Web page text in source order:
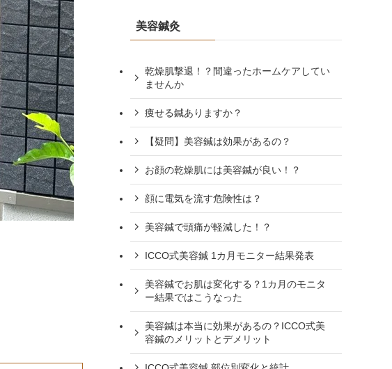
美容鍼灸
乾燥肌撃退！？間違ったホームケアしてい
ませんか
痩せる鍼ありますか？
【疑問】美容鍼は効果があるの？
お顔の乾燥肌には美容鍼が良い！？
顔に電気を流す危険性は？
美容鍼で頭痛が軽減した！？
ICCO式美容鍼 1カ月モニター結果発表
美容鍼でお肌は変化する？1カ月のモニタ
ー結果ではこうなった
美容鍼は本当に効果があるの？ICCO式美
容鍼のメリットとデメリット